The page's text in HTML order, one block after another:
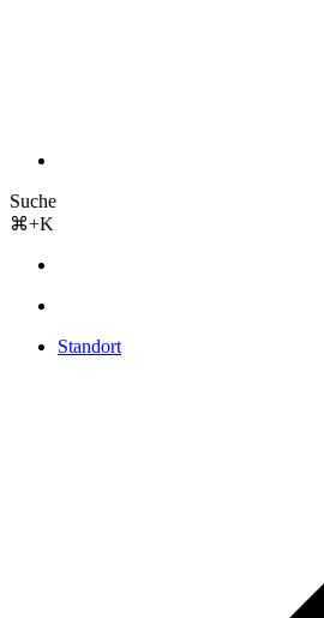
Suche
⌘+K
Standort